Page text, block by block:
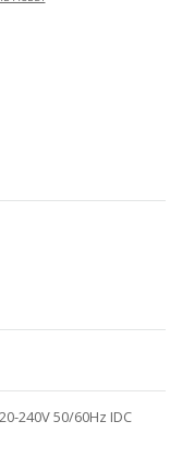
240V 50/60Hz IDC